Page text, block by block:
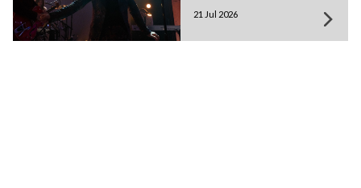
21 Jul 2026